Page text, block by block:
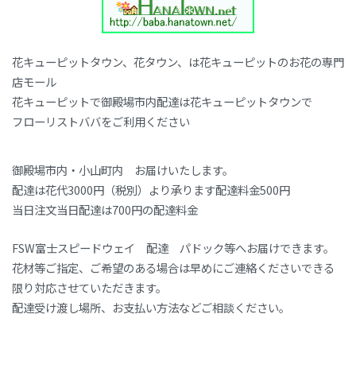
花キューピットタウン、花タウン、は花キューピットのお花の専門
店モール
花キューピットで御殿場市内配達は花キューピットタウンで
フローリストババをご利用ください
御殿場市内・小山町内 お届けいたします。
配達は花代3000円（税別）より承ります配達料金500円
当日注文当日配達は700円の配達料金
FSW富士スピードウェイ 配達 パドック等へお届けできます。
花材等ご指定、ご希望のある場合は早めにご連絡くださいできる
限り対応させていただきます。
配達受け渡し場所、お支払い方法などご相談ください。